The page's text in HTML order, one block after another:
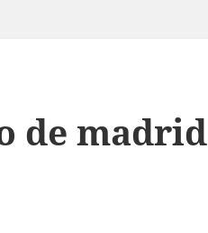
de madrid